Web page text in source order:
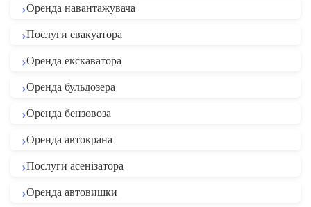
Оренда навантажувача
Послуги евакуатора
Оренда екскаватора
Оренда бульдозера
Оренда бензовоза
Оренда автокрана
Послуги асенізатора
Оренда автовишки